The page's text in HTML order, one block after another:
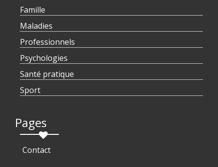
Famille
Maladies
Professionnels
Psychologies
Santé pratique
Sport
Pages
Contact